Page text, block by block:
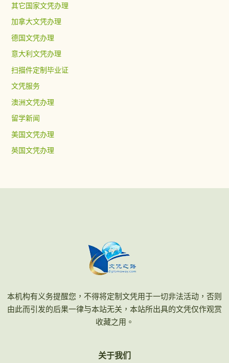
其它国家文凭办理
加拿大文凭办理
德国文凭办理
意大利文凭办理
扫描件定制毕业证
文凭服务
澳洲文凭办理
留学新闻
美国文凭办理
英国文凭办理
本机构有义务提醒您，不得将定制文凭用于一切非法活动，否则
由此而引发的后果一律与本站无关，本站所出具的文凭仅作观赏
收藏之用。
关于我们